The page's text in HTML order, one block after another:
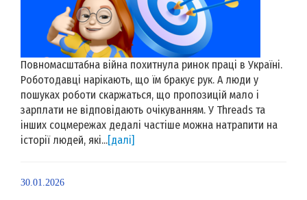
Повномасштабна війна похитнула ринок праці в Україні.
Роботодавці нарікають, що їм бракує рук. А люди у
пошуках роботи скаржаться, що пропозицій мало і
зарплати не відповідають очікуванням. У Threads та
інших соцмережах дедалі частіше можна натрапити на
історії людей, які...[далі]
30.01.2026